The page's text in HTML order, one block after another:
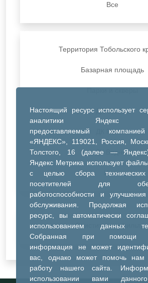
Настоящий ресурс использует
аналитики Яндекс
предоставляемый
«ЯНДЕКС», 119021, Россия,
Толстого, 16 (далее —
Яндекс Метрика использует
с целью сбора
посетителей для
работоспособности и улучшения
обслуживания. Продолжая
ресурс, вы автоматически
использованием данных
Собранная при помощи
информация не может
вас, однако может помочь нам
работу нашего сайта.
использовании вами
Все
Территория Тобольского
Базарная площадь
ДК Синтез
ДК Речник
ДК Водник
Иное
Очистить все